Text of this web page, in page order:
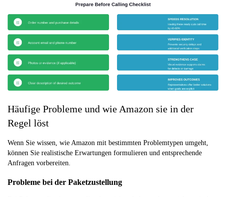
Häufige Probleme und wie Amazon sie in der
Regel löst
Wenn Sie wissen, wie Amazon mit bestimmten Problemtypen umgeht,
können Sie realistische Erwartungen formulieren und entsprechende
Anfragen vorbereiten.
Probleme bei der Paketzustellung